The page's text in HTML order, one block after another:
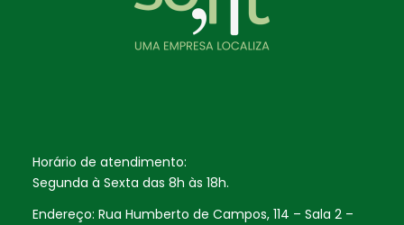
Horário de atendimento:
Segunda à Sexta das 8h às 18h.
Endereço: Rua Humberto de Campos, 114 – Sala 2 –